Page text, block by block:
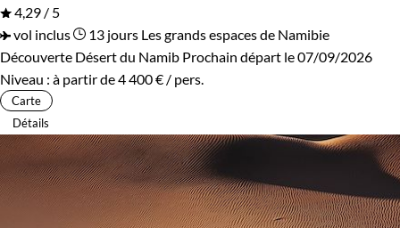
4,29 / 5
vol inclus
13 jours Les grands espaces de Namibie
Découverte Désert du Namib Prochain départ le 07/09/2026
Niveau : à partir de4 400 € / pers.
Carte
Détails